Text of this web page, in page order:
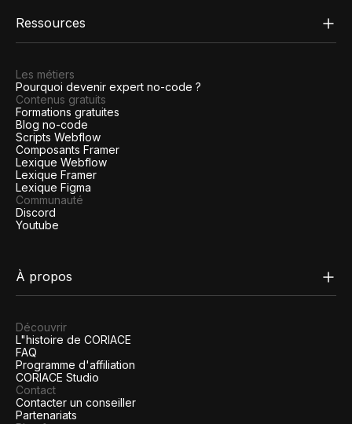
Ressources
Les métiers
Pourquoi devenir expert no-code ?
Contenus gratuits
Formations gratuites
Blog no-code
Scripts Webflow
Composants Framer
Lexique Webflow
Lexique Framer
Lexique Figma
Communauté
Discord
Youtube
À propos
Découvrir
L"histoire de CORIACE
FAQ
Programme d'affiliation
CORIACE Studio
Contact
Contacter un conseiller
Partenariats